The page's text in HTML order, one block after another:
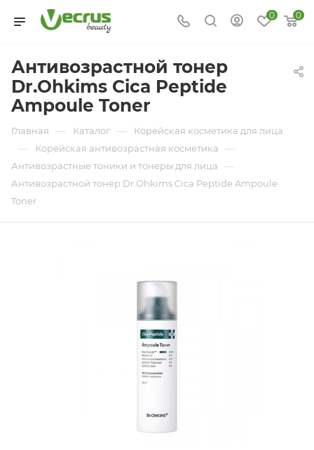
0 0
Антивозрастной тонер
Dr.Ohkims Cica Peptide
Ampoule Toner
Главная — Каталог — Корейская косметика для лица
— Корейская антивозрастная косметика —
Антивозрастные тоники и тонеры для лица —
Антивозрастной тонер Dr.Ohkims Cica Peptide Ampoule
Toner